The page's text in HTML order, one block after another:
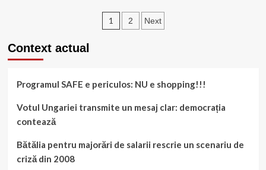
incertitudinea.
test
seriozității.
Paginație
1 2 Next
Context actual
Programul SAFE e periculos: NU e shopping!!!
Votul Ungariei transmite un mesaj clar: democrația
contează
Bătălia pentru majorări de salarii rescrie un scenariu de
criză din 2008